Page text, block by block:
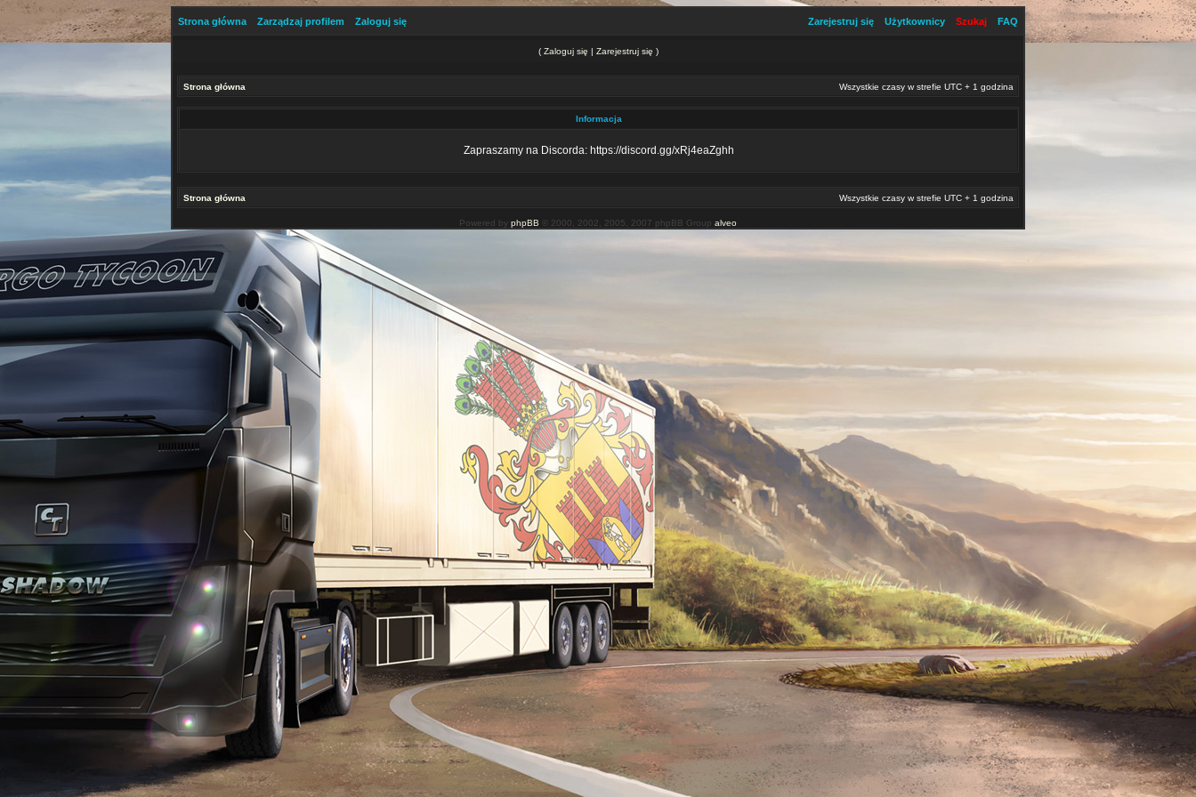
Strona główna Zarządzaj profilem Zaloguj się FAQ
Szukaj
Użytkownicy
Zarejestruj się
( Zaloguj się | Zarejestruj się )
Strona główna Wszystkie czasy w strefie UTC + 1 godzina
Informacja
Zapraszamy na Discorda: https://discord.gg/xRj4eaZghh
Strona główna Wszystkie czasy w strefie UTC + 1 godzina
Powered by phpBB © 2000, 2002, 2005, 2007 phpBB Group alveo